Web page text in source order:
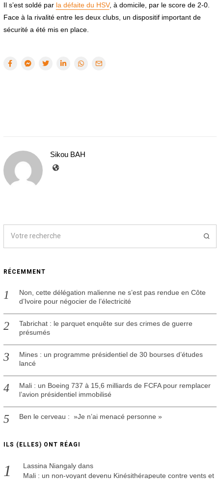
Il s’est soldé par la défaite du HSV, à domicile, par le score de 2-0.
Face à la rivalité entre les deux clubs, un dispositif important de
sécurité a été mis en place.
Sikou BAH
RÉCEMMENT
Non, cette délégation malienne ne s’est pas rendue en Côte
d’Ivoire pour négocier de l’électricité
Tabrichat : le parquet enquête sur des crimes de guerre
présumés
Mines : un programme présidentiel de 30 bourses d’études
lancé
Mali : un Boeing 737 à 15,6 milliards de FCFA pour remplacer
l’avion présidentiel immobilisé
Ben le cerveau : »Je n’ai menacé personne »
ILS (ELLES) ONT RÉAGI
Lassina Niangalydans
Mali : un non-voyant devenu Kinésithérapeute contre vents et